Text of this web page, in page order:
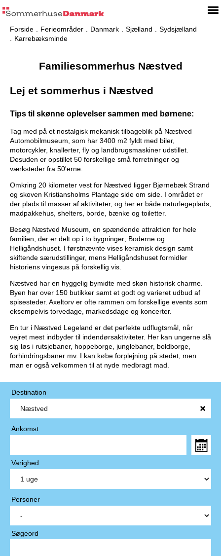
Forside Ferieområder Danmark Sjælland
Sydsjælland
Karrebæksminde
Familiesommerhus Næstved
Lej et sommerhus i Næstved
Tips til skønne oplevelser sammen med børnene:
Tag med på et nostalgisk mekanisk tilbageblik på Næstved
Automobilmuseum, som har 3400 m2 fyldt med biler,
motorcykler, knallerter, fly og landbrugsmaskiner udstillet.
Desuden er opstillet 50 forskellige små forretninger og
værksteder fra 50'erne.
Omkring 20 kilometer vest for Næstved ligger Bjørnebæk Strand
og skoven Kristiansholms Plantage side om side. I området er
der plads til masser af aktiviteter, og her er både naturlegeplads,
madpakkehus, shelters, borde, bænke og toiletter.
Besøg Næstved Museum, en spændende attraktion for hele
familien, der er delt op i to bygninger; Boderne og
Helligåndshuset. I førstnævnte vises keramisk design samt
skiftende særudstillinger, mens Helligåndshuset formidler
historiens vingesus på forskellig vis.
Næstved har en hyggelig bymidte med skøn historisk charme.
Byen har over 150 butikker samt et godt og varieret udbud af
spisesteder. Axeltorv er ofte rammen om forskellige events som
eksempelvis torvedage, markedsdage og koncerter.
En tur i Næstved Legeland er det perfekte udflugtsmål, når
vejret mest indbyder til indendørsaktiviteter. Her kan ungerne slå
sig løs i rutsjebaner, hoppeborge, junglebaner, boldborge,
forhindringsbaner mv. I kan købe forplejning på stedet, men
man er også velkommen til at nyde medbragt mad.
Destination
Ankomst
Varighed
Personer
Søgeord